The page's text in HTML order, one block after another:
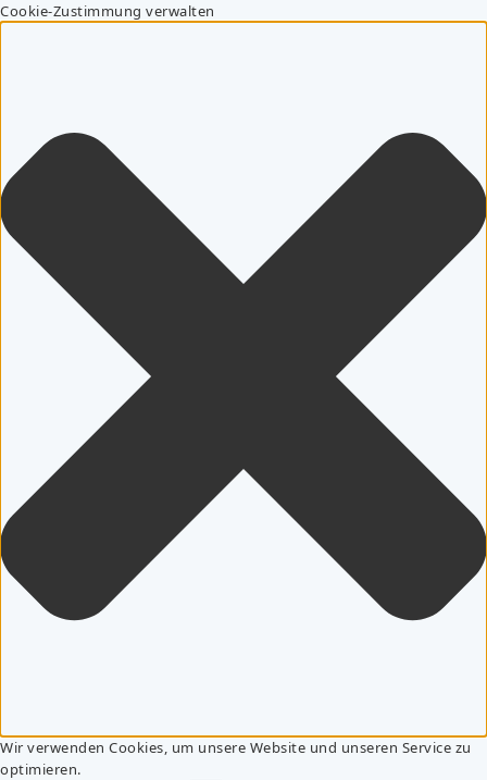
Cookie-Zustimmung verwalten
Wir verwenden Cookies, um unsere Website und unseren Service zu
optimieren.